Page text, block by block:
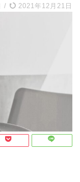
/ 2021年12月21日